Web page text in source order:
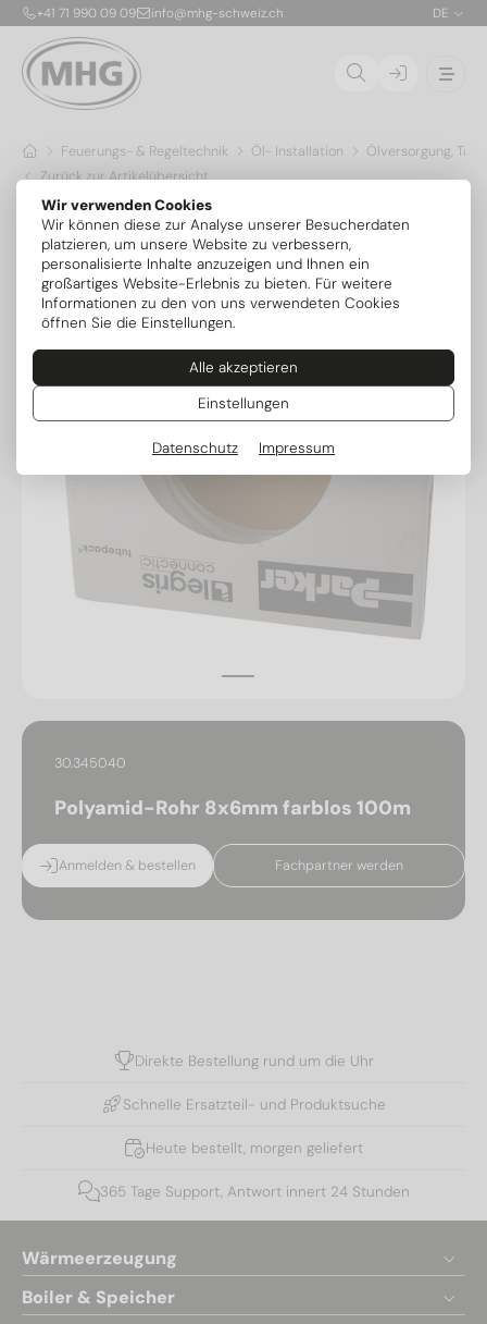
Wir verwenden Cookies
Wir können diese zur Analyse unserer Besucherdaten
platzieren, um unsere Website zu verbessern,
personalisierte Inhalte anzuzeigen und Ihnen ein
großartiges Website-Erlebnis zu bieten. Für weitere
Informationen zu den von uns verwendeten Cookies
öffnen Sie die Einstellungen.
Alle akzeptieren
Einstellungen
Datenschutz Impressum
+41 71 990 09 09 info@mhg-schweiz.ch DE
Feuerungs- & Regeltechnik Öl- Installation
Ölversorgung,
Zurück zur Artikelübersicht
30.345040
Polyamid-Rohr 8x6mm farblos 100m
Anmelden & bestellen Fachpartner werden
Direkte Bestellung rund um die Uhr
Schnelle Ersatzteil- und Produktsuche
Heute bestellt, morgen geliefert
365 Tage Support, Antwort innert 24 Stunden
Wärmeerzeugung
Boiler & Speicher